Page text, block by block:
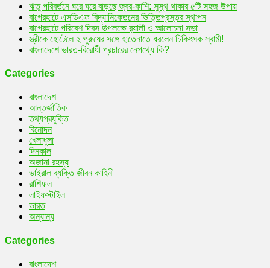
ঋতু পরিবর্তনে ঘরে ঘরে বাড়ছে জ্বর-কাশি: সুস্থ থাকার ৫টি সহজ উপায়
বাগেরহাটে এসডিএফ বিদ্যানিকেতনের ভিত্তিপ্রস্তর স্থাপন
বাগেরহাটে পরিবেশ দিবস উপলক্ষে র‌্যালী ও আলোচনা সভা
স্ত্রীকে হোটেলে ২ পুরুষের সঙ্গে হাতেনাতে ধরলেন চিকিৎসক স্বামী!
বাংলাদেশে ভারত-বিরোধী প্রচারের নেপথ্যে কি?
Categories
বাংলাদেশ
আন্তর্জাতিক
তথ্যপ্রযুক্তি
বিনোদন
খেলাধুলা
দিনকাল
অজানা রহস্য
ভাইরাল ব্যক্তি জীবন কাহিনী
রাশিফল
লাইফস্টাইল
ভারত
অন্যান্য
Categories
বাংলাদেশ